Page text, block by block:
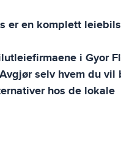
er en komplett
i Gyor
selv hvem du vil
hos de lokale